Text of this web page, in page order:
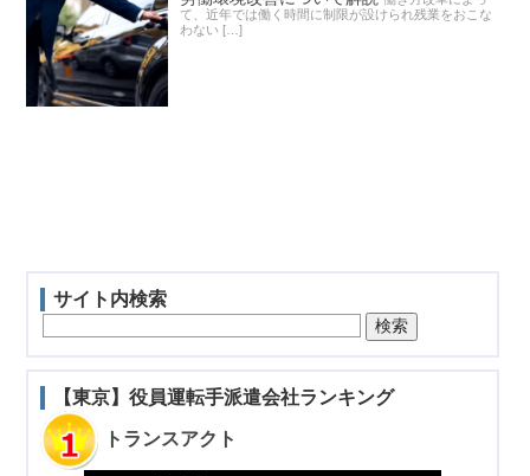
て、近年では働く時間に制限が設けられ残業をおこな
わない […]
サイト内検索
【東京】役員運転手派遣会社ランキング
トランスアクト